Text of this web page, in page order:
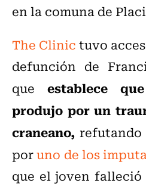
en la comuna de
The Clinictuvo
defunción de
que establece
produjo por un
craneano, refutando
poruno de los
que el joven